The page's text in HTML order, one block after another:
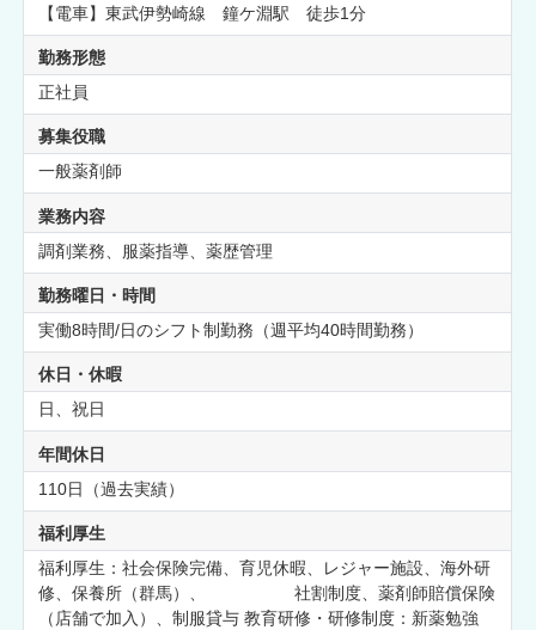
【電車】東武伊勢崎線 鐘ケ淵駅 徒歩1分
勤務形態
正社員
募集役職
一般薬剤師
業務内容
調剤業務、服薬指導、薬歴管理
勤務曜日・時間
実働8時間/日のシフト制勤務（週平均40時間勤務）
休日・休暇
日、祝日
年間休日
110日（過去実績）
福利厚生
福利厚生：社会保険完備、育児休暇、レジャー施設、海外研
修、保養所（群馬）、 社割制度、薬剤師賠償保険
（店舗で加入）、制服貸与 教育研修・研修制度：新薬勉強